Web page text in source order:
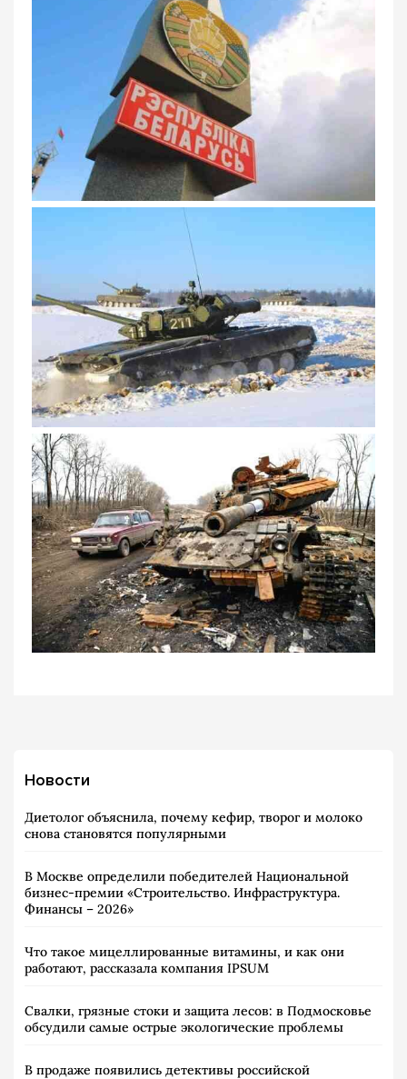
Новости
Диетолог объяснила, почему кефир, творог и молоко
снова становятся популярными
В Москве определили победителей Национальной
бизнес-премии «Строительство. Инфраструктура.
Финансы – 2026»
Что такое мицеллированные витамины, и как они
работают, рассказала компания IPSUM
Свалки, грязные стоки и защита лесов: в Подмосковье
обсудили самые острые экологические проблемы
В продаже появились детективы российской